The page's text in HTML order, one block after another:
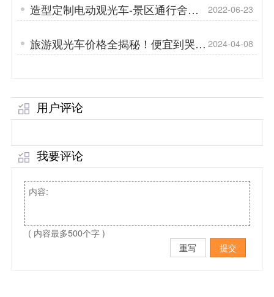
造型定制电动观光车-景区通行舍我
其谁「专菱」
2022-06-23
旅游观光车价格全揭秘！便宜到哭？
「专菱」
2024-04-08
用户评论
我要评论
( 内容最多500个字 )
重写
提交